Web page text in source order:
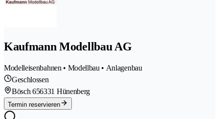
Kaufmann Modellbau AG
Modelleisenbahnen • Modellbau • Anlagenbau
Geschlossen
Bösch 656331 Hünenberg
Termin reservieren